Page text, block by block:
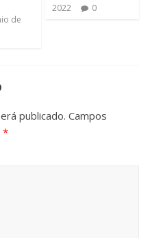
de
2022
0
publicado. Campos
*